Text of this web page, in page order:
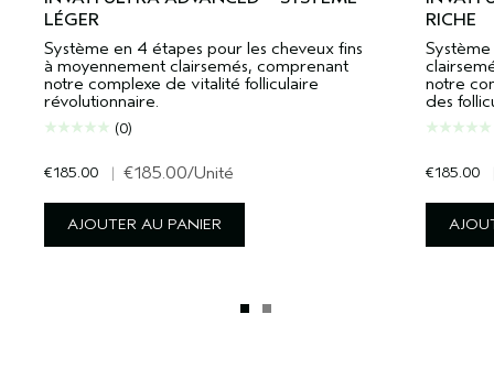
LÉGER
Système en 4 étapes pour les cheveux fins
à moyennement clairsemés, comprenant
notre complexe de vitalité folliculaire
révolutionnaire.
(0)
€185.00 | €185.00/Unité
AJOUTER AU PANIER
RICHE
notre
des
€185.00